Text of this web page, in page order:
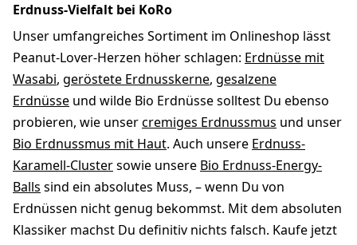
Erdnuss-Vielfalt bei KoRo
Unser umfangreiches Sortiment im Onlineshop lässt
Peanut-Lover-Herzen höher schlagen: Erdnüsse mit
Wasabi, geröstete Erdnusskerne, gesalzene
Erdnüsse und wilde Bio Erdnüsse solltest Du ebenso
probieren, wie unsercremiges Erdnussmus und unser
Bio Erdnussmus mit Haut. Auch unsere Erdnuss-
Karamell-Clustersowie unsere Bio Erdnuss-Energy-
Balls sind ein absolutes Muss, – wenn Du von
Erdnüssen nicht genug bekommst. Mit dem absoluten
Klassiker machst Du definitiv nichts falsch. Kaufe jetzt